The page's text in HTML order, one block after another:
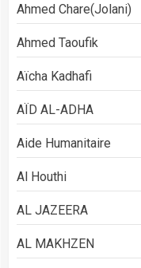
Ahmed Chare(Jolani)
Ahmed Taoufik
Aïcha Kadhafi
AÏD AL-ADHA
Aide Humanitaire
Al Houthi
AL JAZEERA
AL MAKHZEN